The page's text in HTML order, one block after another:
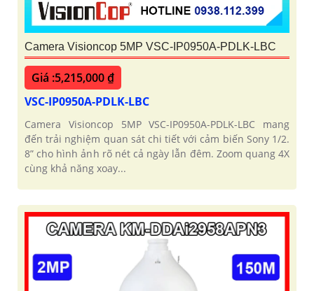
Camera Visioncop 5MP VSC-IP0950A-PDLK-LBC
Giá :5,215,000 ₫
VSC-IP0950A-PDLK-LBC
Camera Visioncop 5MP VSC-IP0950A-PDLK-LBC mang
đến trải nghiệm quan sát chi tiết với cảm biến Sony 1/2.
8” cho hình ảnh rõ nét cả ngày lẫn đêm. Zoom quang 4X
cùng khả năng xoay...